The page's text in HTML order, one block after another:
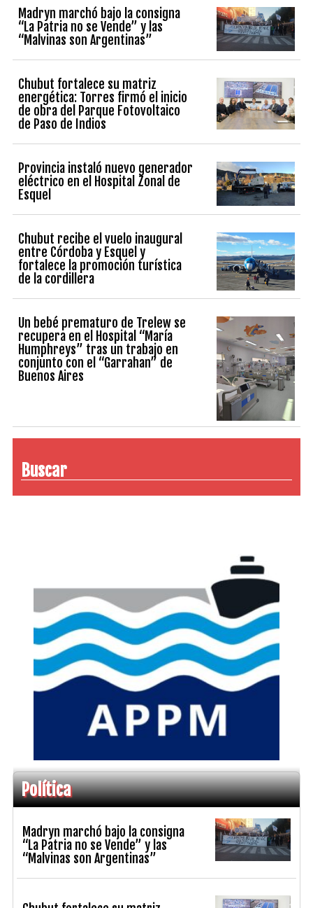
Madryn marchó bajo la consigna
“La Patria no se Vende” y las
“Malvinas son Argentinas”
Chubut fortalece su matriz
energética: Torres firmó el inicio
de obra del Parque Fotovoltaico
de Paso de Indios
Provincia instaló nuevo generador
eléctrico en el Hospital Zonal de
Esquel
Chubut recibe el vuelo inaugural
entre Córdoba y Esquel y
fortalece la promoción turística
de la cordillera
Un bebé prematuro de Trelew se
recupera en el Hospital “María
Humphreys” tras un trabajo en
conjunto con el “Garrahan” de
Buenos Aires
Buscar
Política
Madryn marchó bajo la consigna
“La Patria no se Vende” y las
“Malvinas son Argentinas”